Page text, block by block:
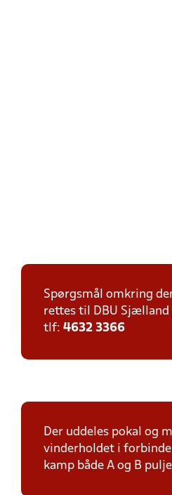
Spørgsmål omkring
rettes til DBU Sjælland
tlf: 4632 3366
Der uddeles pokal og
vinderholdet i
kamp både A og B